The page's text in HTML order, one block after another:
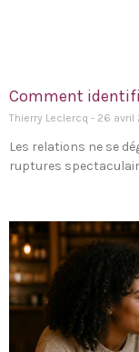
Comment
Thierry Leclercq 26 avril
Les relations ne se
ruptures